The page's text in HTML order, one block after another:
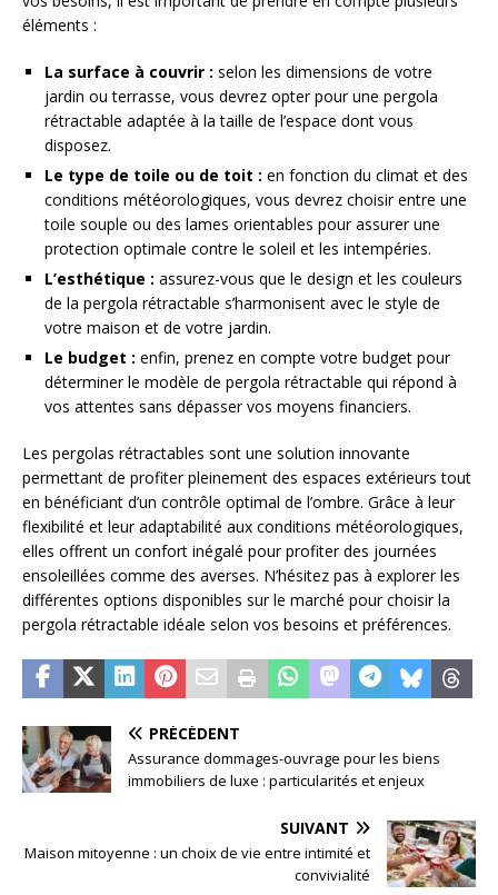
éléments :
La surface à couvrir : selon les dimensions de votre
jardin ou terrasse, vous devrez opter pour une pergola
rétractable adaptée à la taille de l’espace dont vous
disposez.
Le type de toile ou de toit : en fonction du climat et des
conditions météorologiques, vous devrez choisir entre une
toile souple ou des lames orientables pour assurer une
protection optimale contre le soleil et les intempéries.
L’esthétique : assurez-vous que le design et les couleurs
de la pergola rétractable s’harmonisent avec le style de
votre maison et de votre jardin.
Le budget : enfin, prenez en compte votre budget pour
déterminer le modèle de pergola rétractable qui répond à
vos attentes sans dépasser vos moyens financiers.
Les pergolas rétractables sont une solution innovante
permettant de profiter pleinement des espaces extérieurs tout
en bénéficiant d’un contrôle optimal de l’ombre. Grâce à leur
flexibilité et leur adaptabilité aux conditions météorologiques,
elles offrent un confort inégalé pour profiter des journées
ensoleillées comme des averses. N’hésitez pas à explorer les
différentes options disponibles sur le marché pour choisir la
pergola rétractable idéale selon vos besoins et préférences.
PRÉCÉDENT
Assurance dommages-ouvrage pour les biens
immobiliers de luxe : particularités et enjeux
SUIVANT
Maison mitoyenne : un choix de vie entre intimité et
convivialité